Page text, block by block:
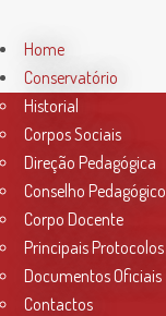
23
de
Home
Conservatório
Historial
Corpos Sociais
Direção Pedagógica
Conselho Pedagógico
Corpo Docente
Principais
Documentos Oficiais
Contactos